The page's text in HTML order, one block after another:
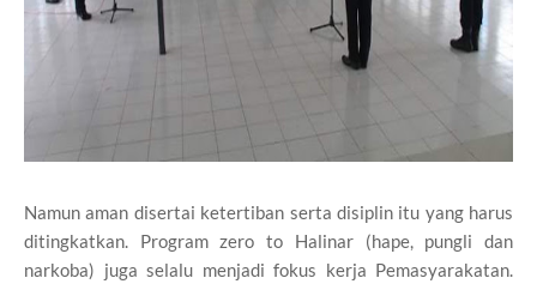
Namun aman disertai ketertiban serta disiplin itu yang harus
ditingkatkan. Program zero to Halinar (hape, pungli dan
narkoba) juga selalu menjadi fokus kerja Pemasyarakatan.